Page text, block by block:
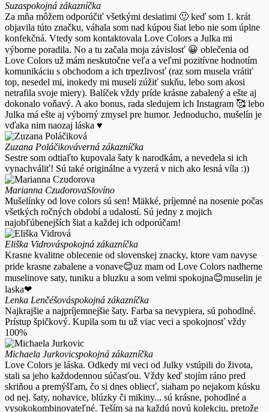
Suzaspokojná zákazníčka
Za mňa môžem odporúčiť všetkými desiatimi 🙂 keď som 1. krát
objavila túto značku, váhala som nad kúpou šiat lebo nie som úplne
konfekčná. Vtedy som kontaktovala Love Colors a Julka mi
výborne poradila. No a tu začala moja závislosť 😀 oblečenia od
Love Colors už mám neskutočne veľa a veľmi pozitívne hodnotím
komunikáciu s obchodom a ich trpezlivosť (raz som musela vrátiť
top, nesedel mi, inokedy mi museli zúžiť sukňu, lebo som akosi
netrafila svoje miery). Balíček vždy príde krásne zabalený a ešte aj
dokonalo voňavý. A ako bonus, rada sledujem ich Instagram 🥰 lebo
Julka má ešte aj výborný zmysel pre humor. Jednoducho, mušelín je
vďaka nim naozaj láska ♥️
Zuzana Poláčikováverná zákazníčka
Sestre som odtiaľto kupovala šaty k narodkám, a nevedela si ich
vynachváliť! Sú také originálne a vyzerá v nich ako lesná víla :))
Marianna CzudorovaSlovíno
Mušelínky od love colors sú sen! Mäkké, príjemné na nosenie počas
všetkých ročných období a udalostí. Sú jedny z mojich
najobľúbenejších šiat a každej ich odporúčam!
Eliška Vidrováspokojná zákazníčka
Krasne kvalitne oblecenie od slovenskej znacky, ktore vam navyse
pride krasne zabalene a vonave😊uz mam od Love Colors nadherne
muselinove saty, tuniku a bluzku a som velmi spokojna😊muselin je
laska❤
Lenka Lenčéšováspokojná zákazníčka
Najkrajšie a najpríjemnejšie šaty. Farba sa nevypiera, sú pohodlné.
Prístup špičkový. Kupila som tu už viac veci a spokojnosť vždy
100%
Michaela Jurkovicspokojná zákazníčka
Love Colors je láska. Odkedy mi veci od Julky vstúpili do života,
stali sa jeho každodennou súčasťou. Vždy keď stojím ráno pred
skriňou a premýšľam, čo si dnes obliecť, siaham po nejakom kúsku
od nej. šaty, nohavice, blúzky či mikiny... sú krásne, pohodlné a
vysokokombinovateľné. Teším sa na každú novú kolekciu, pretože